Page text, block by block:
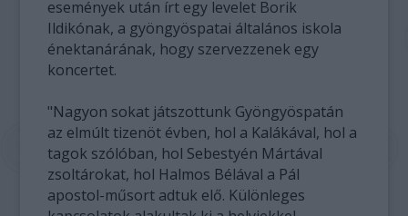
események után írt egy levelet Borik
Ildikónak, a gyöngyöspatai általános iskola
énektanárának, hogy szervezzenek egy
koncertet.
"Nagyon sokat játszottunk Gyöngyöspatán
az elmúlt tizenöt évben, hol a Kalákával, hol a
tagok szólóban, hol Sebestyén Mártával
zsoltárokat, hol Halmos Bélával a Pál
apostol-műsort adtuk elő. Különleges